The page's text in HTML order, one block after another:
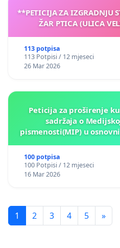
**PETICIJA ZA IZGRADNJU
ŽAR PTICA (ULICA
113 potpisa
113 Potpisi / 12 mjeseci
26 Mar 2026
Peticija za proširenje
sadržaja o
pismenosti(MIP) u
100 potpisa
100 Potpisi / 12 mjeseci
16 Mar 2026
1 2 3 4 5 »